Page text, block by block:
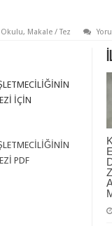
, Makale / Tez
İÇİN
PDF